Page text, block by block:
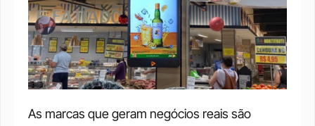
As marcas que geram negócios reais são